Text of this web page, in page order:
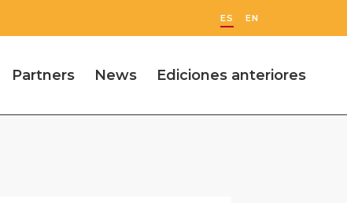
ES EN
Partners News Ediciones anteriores